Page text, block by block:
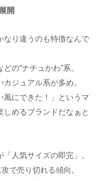
開
なり違うのも特徴なんで
の“ナチュかわ”系。
ジュアル系が多め。
風にできた！」というマ
めるブランドだなぁと
人気サイズの即完」。
で売り切れる傾向。